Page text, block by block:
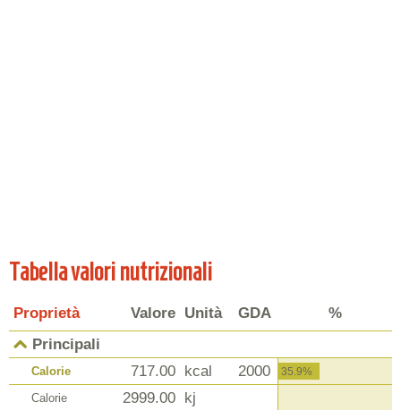
Tabella valori nutrizionali
Proprietà Valore Unità GDA
%
Principali
Calorie 717.00 kcal 2000 35.9%
Calorie 2999.00 kj